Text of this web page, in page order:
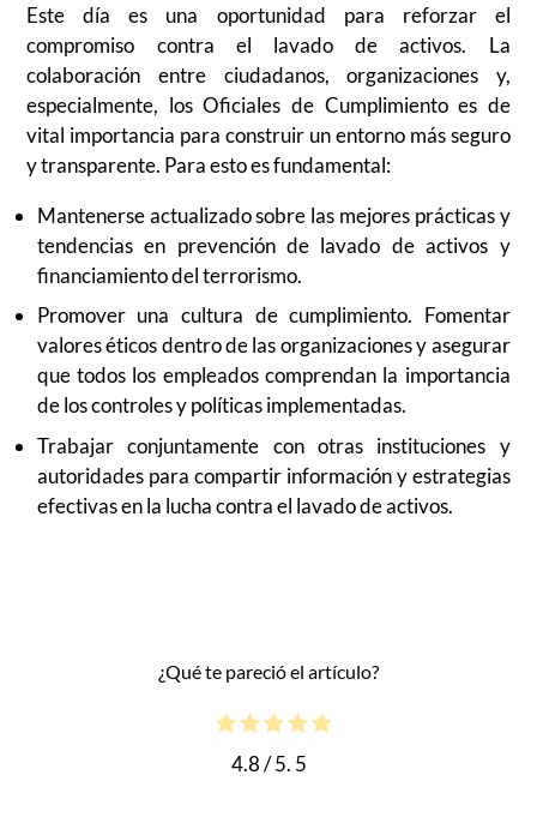
Este día es una oportunidad para reforzar el
compromiso contra el lavado de activos. La
colaboración entre ciudadanos, organizaciones y,
especialmente, los Oficiales de Cumplimiento es de
vital importancia para construir un entorno más seguro
y transparente. Para esto es fundamental:
Mantenerse actualizado sobre las mejores prácticas y
tendencias en prevención de lavado de activos y
financiamiento del terrorismo.
Promover una cultura de cumplimiento. Fomentar
valores éticos dentro de las organizaciones y asegurar
que todos los empleados comprendan la importancia
de los controles y políticas implementadas.
Trabajar conjuntamente con otras instituciones y
autoridades para compartir información y estrategias
efectivas en la lucha contra el lavado de activos.
¿Qué te pareció el artículo?
4.8/ 5. 5